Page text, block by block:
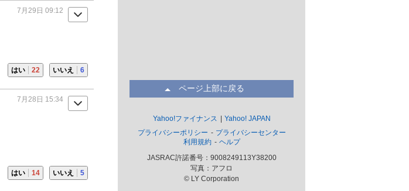
7月29日 09:12
はい 22 いいえ 6
7月28日 15:34
はい 14 いいえ 5
ページ上部に戻る
Yahoo!ファイナンス
Yahoo! JAPAN
プライバシーポリシー
プライバシーセンター
利用規約
ヘルプ
JASRAC許諾番号：9008249113Y38200
写真：アフロ
© LY Corporation